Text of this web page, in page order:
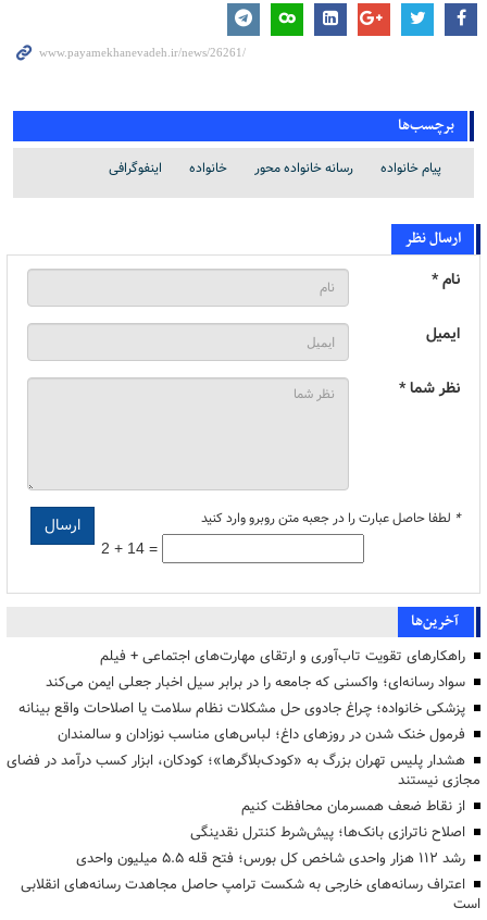
برچسب‌ها
پیام خانواده رسانه خانواده محور خانواده اینفوگرافی
ارسال نظر
نام *
ایمیل
نظر شما *
* لطفا حاصل عبارت را در جعبه متن روبرو وارد کنید
2 + 14 =
آخرین‌ها
راهکارهای تقویت تاب‌آوری و ارتقای مهارت‌های اجتماعی + فیلم
سواد رسانه‌ای؛ واکسنی که جامعه را در برابر سیل اخبار جعلی ایمن می‌کند
پزشکی خانواده؛ چراغ جادوی حل مشکلات نظام سلامت یا اصلاحات واقع بینانه
فرمول خنک شدن در روزهای داغ؛ لباس‌های مناسب نوزادان و سالمندان
هشدار پلیس تهران بزرگ به «کودک‌بلاگرها»؛ کودکان، ابزار کسب درآمد در فضای
مجازی نیستند
از نقاط ضعف همسرمان محافظت کنیم
اصلاح ناترازی بانک‌ها؛ پیش‌شرط کنترل نقدینگی
رشد ۱۱۲ هزار واحدی شاخص کل بورس؛ فتح قله ۵.۵ میلیون واحدی
اعتراف رسانه‌های خارجی به شکست ترامپ حاصل مجاهدت رسانه‌های انقلابی
است